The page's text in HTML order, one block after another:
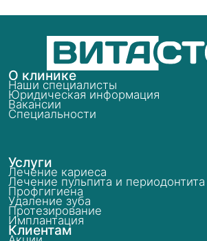
О клинике
Наши специалисты
Юридическая информация
Вакансии
Специальности
Услуги
Лечение кариеса
Лечение пульпита и периодонтита
Профгигиена
Удаление зуба
Протезирование
Имплантация
Клиентам